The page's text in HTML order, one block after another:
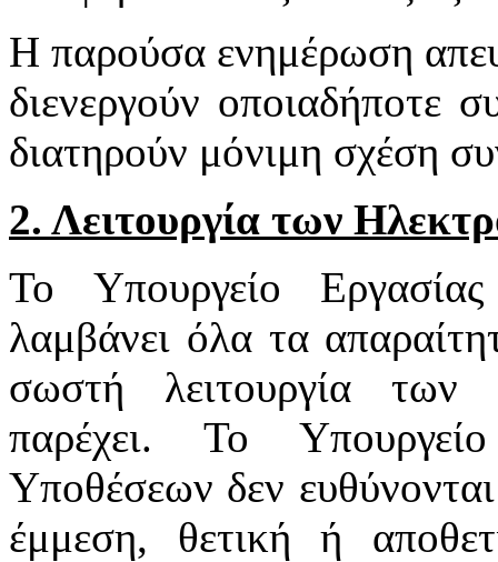
Η παρούσα ενημέρωση
διενεργούν οποιαδήποτε
διατηρούν μόνιμη σχέση
2. Λειτουργία των
Το Υπουργείο
λαμβάνει όλα τα
σωστή λειτουργία των
παρέχει. Το
Υποθέσεων δεν
έμμεση, θετική ή